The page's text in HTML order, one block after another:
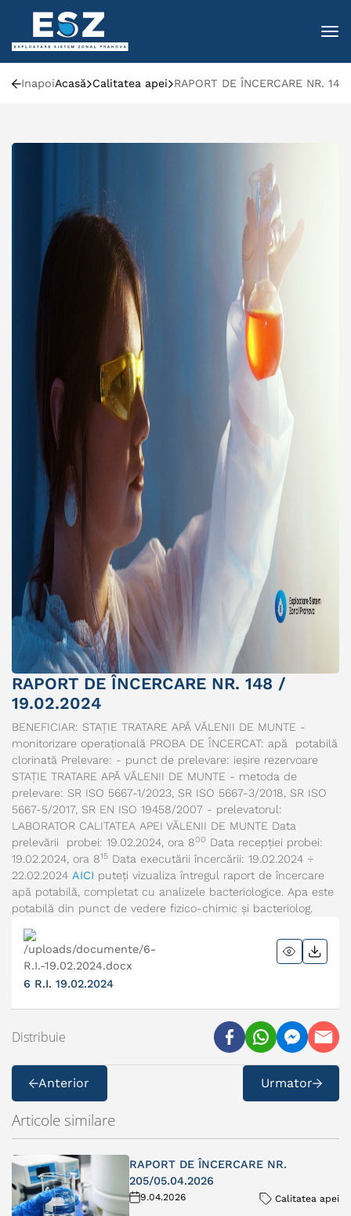
InapoiAcasă Calitatea apei RAPORT DE ÎNCERCARE NR.
RAPORT DE ÎNCERCARE NR. 148 /
19.02.2024
BENEFICIAR: STAȚIE TRATARE APĂ VĂLENII DE MUNTE -
monitorizare operațională PROBA DE ÎNCERCAT: apă potabilă
clorinată Prelevare: - punct de prelevare: ieșire rezervoare
STAȚIE TRATARE APĂ VĂLENII DE MUNTE - metoda de
prelevare: SR ISO 5667-1/2023, SR ISO 5667-3/2018, SR ISO
5667-5/2017, SR EN ISO 19458/2007 - prelevatorul:
LABORATOR CALITATEA APEI VĂLENII DE MUNTE Data
prelevării probei: 19.02.2024, ora 800 Data recepției probei:
19.02.2024, ora 815 Data executării încercării: 19.02.2024 ÷
22.02.2024 AICI puteți vizualiza întregul raport de încercare
apă potabilă, completat cu analizele bacteriologice. Apa este
potabilă din punct de vedere fizico-chimic și bacteriolog.
6 R.I. 19.02.2024
Distribuie
Anterior Urmator
Articole similare
RAPORT DE ÎNCERCARE NR.
205/05.04.2026
9.04.2026 Calitatea apei